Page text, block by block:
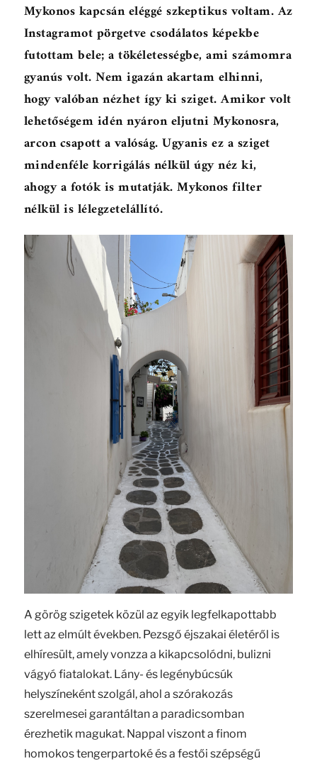
Mykonos kapcsán eléggé szkeptikus voltam. Az
Instagramot pörgetve csodálatos képekbe
futottam bele; a tökéletességbe, ami számomra
gyanús volt. Nem igazán akartam elhinni,
hogy valóban nézhet így ki sziget. Amikor volt
lehetőségem idén nyáron eljutni Mykonosra,
arcon csapott a valóság. Ugyanis ez a sziget
mindenféle korrigálás nélkül úgy néz ki,
ahogy a fotók is mutatják. Mykonos filter
nélkül is lélegzetelállító.
A görög szigetek közül az egyik legfelkapottabb
lett az elmúlt években. Pezsgő éjszakai életéről is
elhíresült, amely vonzza a kikapcsolódni, bulizni
vágyó fiatalokat. Lány- és legénybúcsúk
helyszíneként szolgál, ahol a szórakozás
szerelmesei garantáltan a paradicsomban
érezhetik magukat. Nappal viszont a finom
homokos tengerpartoké és a festői szépségű